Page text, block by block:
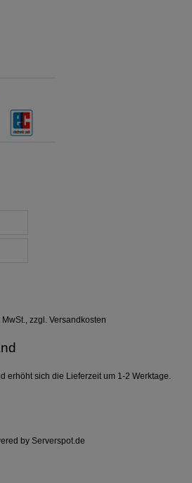
zzgl. Versandkosten
erhöht sich die Lieferzeit um 1-2 Werktage.
by Serverspot.de